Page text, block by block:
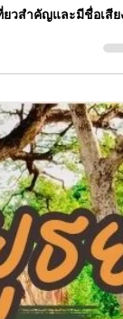
าที
อาหาร จังหวั
าติอร่อยเพลิดเพลิน
ชมบรรยากาศวิถีชีวิต
วสำคัญและมีชื่อเสียง
นส่วนตัว กรุ๊ปเล็ก และ
ใส่ใจความปลอดภัย
อย่างมืออาชีพ "มือหนึ่